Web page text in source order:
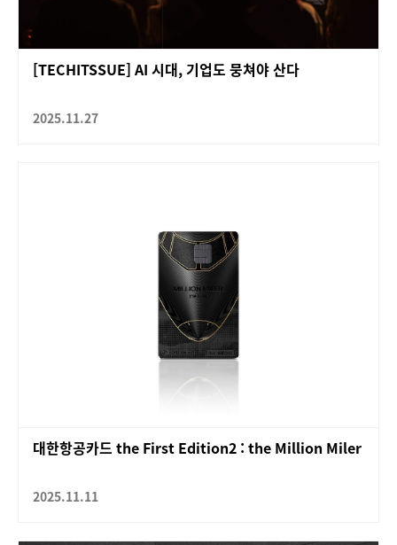
[TECHITSSUE] AI 시대, 기업도 뭉쳐야 산다
2025.11.27
대한항공카드 the First Edition2 : the Million Miler
2025.11.11